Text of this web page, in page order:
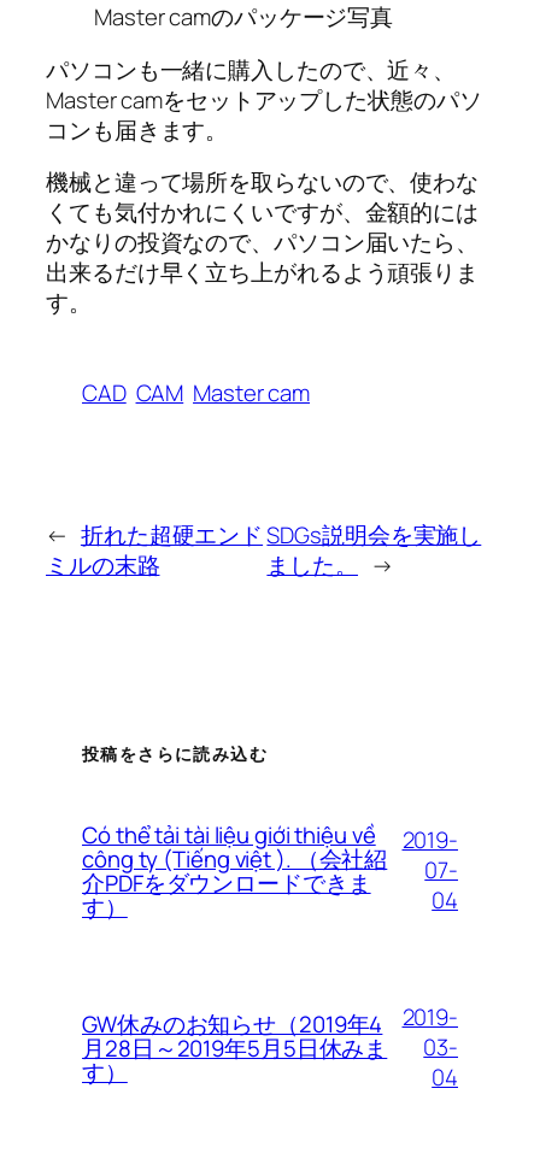
Master camのパッケージ写真
パソコンも一緒に購入したので、近々、
Master camをセットアップした状態のパソ
コンも届きます。
機械と違って場所を取らないので、使わな
くても気付かれにくいですが、金額的には
かなりの投資なので、パソコン届いたら、
出来るだけ早く立ち上がれるよう頑張りま
す。
CAD CAM Master cam
← 折れた超硬エンド
ミルの末路
SDGs説明会を実施し
ました。
→
投稿をさらに読み込む
Có thể tải tài liệu giới thiệu về
công ty (Tiếng việt ). （会社紹
介PDFをダウンロードできま
す）
2019-
07-
04
GW休みのお知らせ（2019年4
月28日～2019年5月5日休みま
す）
2019-
03-
04